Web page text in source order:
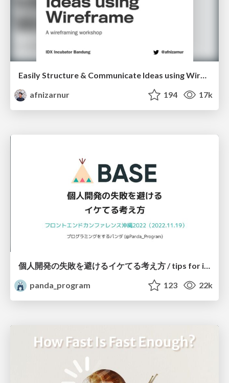
Easily Structure & Communicate Ideas using Wireframe
afnizarnur
194 17k
個人開発の失敗を避けるイケてる考え方 / tips for indie hackers
panda_program
123 22k